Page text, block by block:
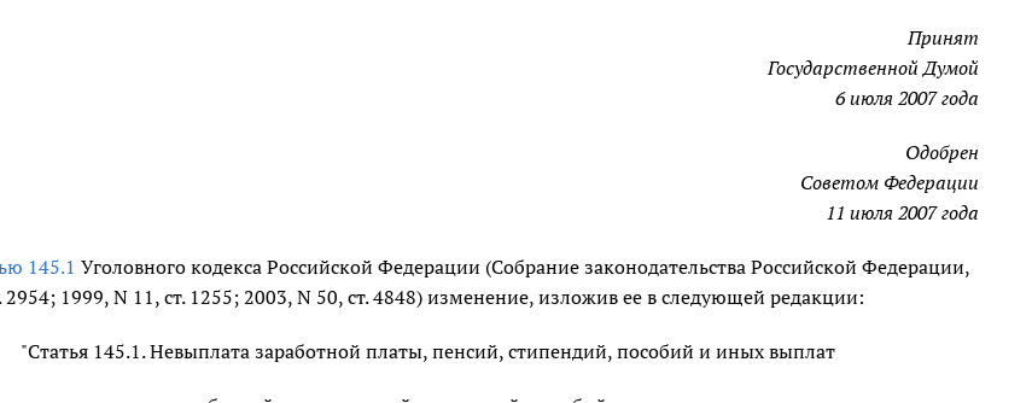
Принят
Государственной Думой
6 июля 2007 года
Одобрен
Советом Федерации
11 июля 2007 года
145.1 Уголовного кодекса Российской Федерации (Собрание законодательства Российской Федерации,
2954; 1999, N 11, ст. 1255; 2003, N 50, ст. 4848) изменение, изложив ее в следующей редакции:
"Статья 145.1. Невыплата заработной платы, пенсий, стипендий, пособий и иных выплат